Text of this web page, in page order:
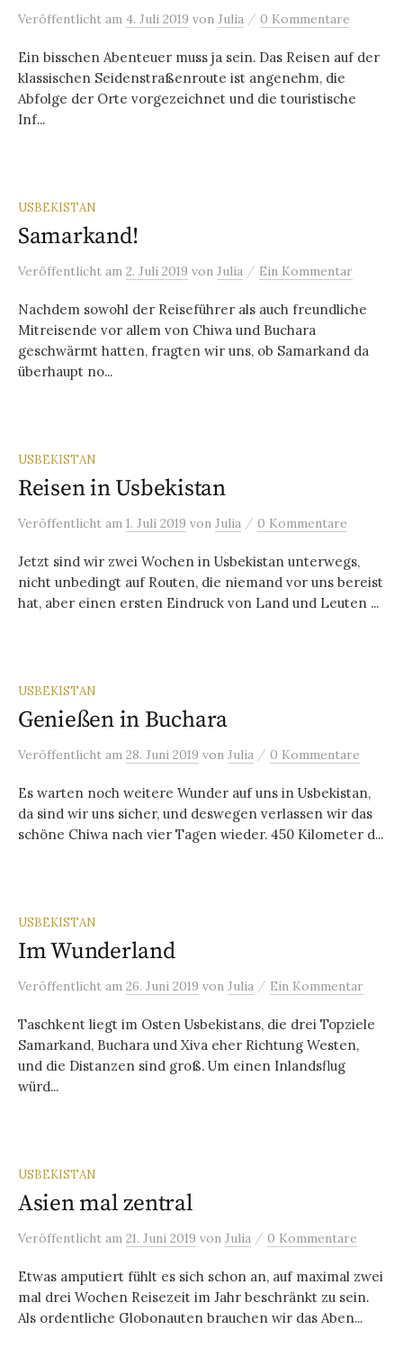
Veröffentlicht am 4. Juli 2019 von Julia / 0 Kommentare
Ein bisschen Abenteuer muss ja sein. Das Reisen auf der
klassischen Seidenstraßenroute ist angenehm, die
Abfolge der Orte vorgezeichnet und die touristische
Inf...
USBEKISTAN
Samarkand!
Veröffentlicht am 2. Juli 2019 von Julia / Ein Kommentar
Nachdem sowohl der Reiseführer als auch freundliche
Mitreisende vor allem von Chiwa und Buchara
geschwärmt hatten, fragten wir uns, ob Samarkand da
überhaupt no...
USBEKISTAN
Reisen in Usbekistan
Veröffentlicht am 1. Juli 2019 von Julia / 0 Kommentare
Jetzt sind wir zwei Wochen in Usbekistan unterwegs,
nicht unbedingt auf Routen, die niemand vor uns bereist
hat, aber einen ersten Eindruck von Land und Leuten ...
USBEKISTAN
Genießen in Buchara
Veröffentlicht am 28. Juni 2019 von Julia / 0 Kommentare
Es warten noch weitere Wunder auf uns in Usbekistan,
da sind wir uns sicher, und deswegen verlassen wir das
schöne Chiwa nach vier Tagen wieder. 450 Kilometer d...
USBEKISTAN
Im Wunderland
Veröffentlicht am 26. Juni 2019 von Julia / Ein Kommentar
Taschkent liegt im Osten Usbekistans, die drei Topziele
Samarkand, Buchara und Xiva eher Richtung Westen,
und die Distanzen sind groß. Um einen Inlandsflug
würd...
USBEKISTAN
Asien mal zentral
Veröffentlicht am 21. Juni 2019 von Julia / 0 Kommentare
Etwas amputiert fühlt es sich schon an, auf maximal zwei
mal drei Wochen Reisezeit im Jahr beschränkt zu sein.
Als ordentliche Globonauten brauchen wir das Aben...